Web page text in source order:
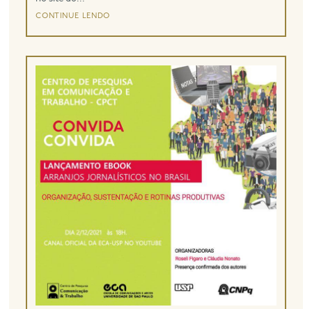
continue lendo